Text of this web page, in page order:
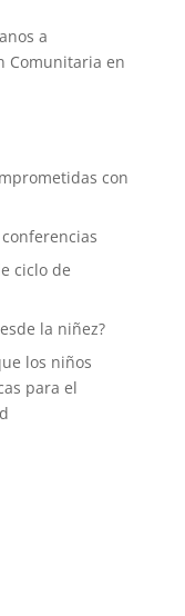
a
Comunitaria en
con
ciclo de
la niñez?
los niños
para el